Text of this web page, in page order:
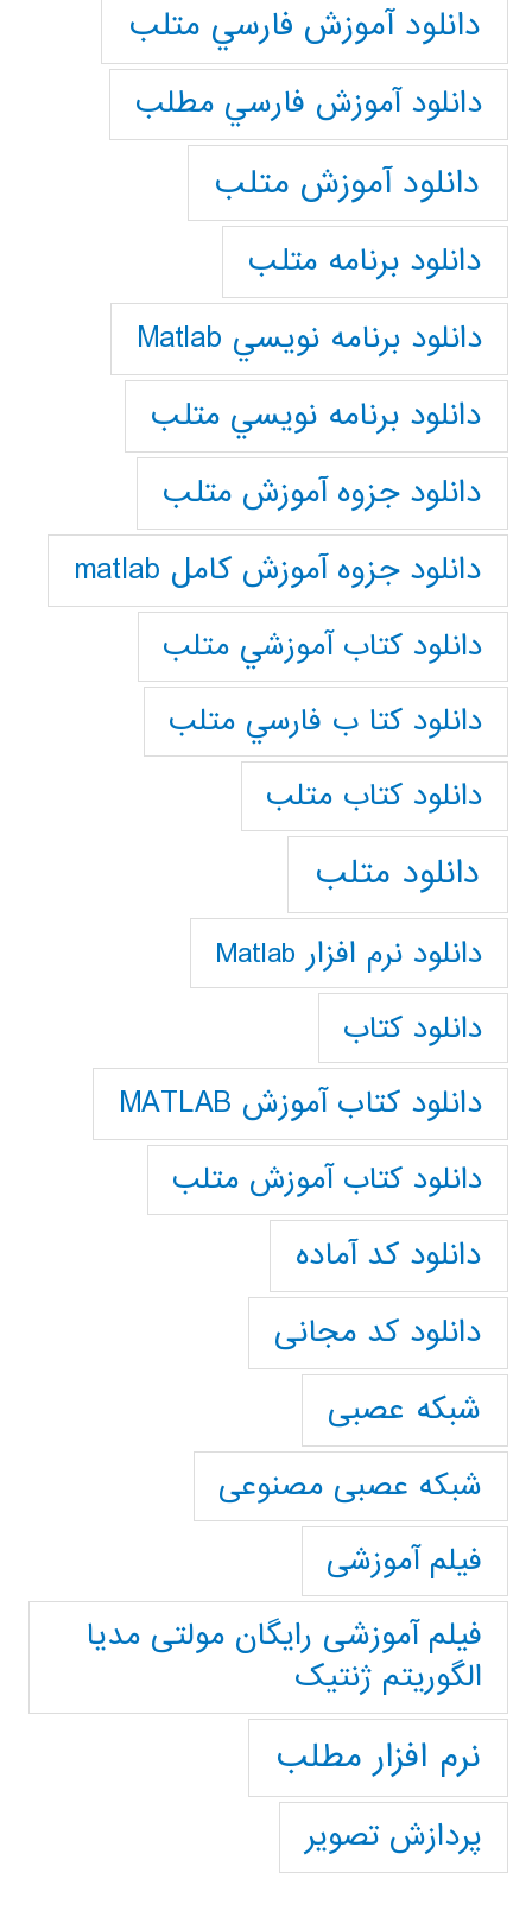
دانلود آموزش فارسي متلب
دانلود آموزش فارسي مطلب
دانلود آموزش متلب
دانلود برنامه متلب
دانلود برنامه نويسي Matlab
دانلود برنامه نويسي متلب
دانلود جزوه آموزش متلب
دانلود جزوه آموزش کامل matlab
دانلود كتاب آموزشي متلب
دانلود كتا ب فارسي متلب
دانلود كتاب متلب
دانلود متلب
دانلود نرم افزار Matlab
دانلود کتاب
دانلود کتاب آموزش MATLAB
دانلود کتاب آموزش متلب
دانلود کد آماده
دانلود کد مجانی
شبکه عصبی
شبکه عصبی مصنوعی
فیلم آموزشی
فیلم آموزشی رایگان مولتی مدیا
الگوریتم ژنتیک
نرم افزار مطلب
پردازش تصویر